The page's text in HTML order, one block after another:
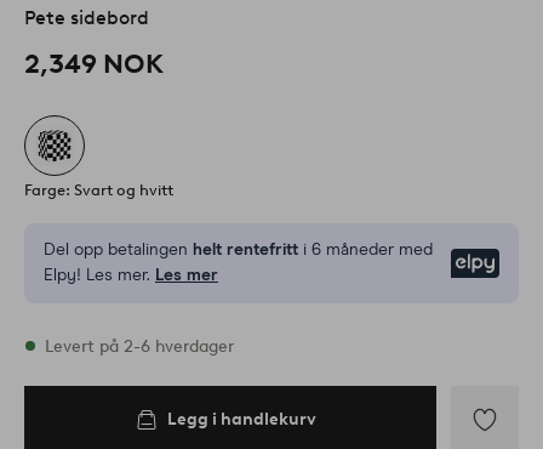
Pete sidebord
2,349 NOK
Farge: Svart og hvitt
Del opp betalingen helt rentefritt i 6 måneder med
Elpy! Les mer. Les mer
På lager
Levert på 2-6 hverdager
Legg i handlekurv